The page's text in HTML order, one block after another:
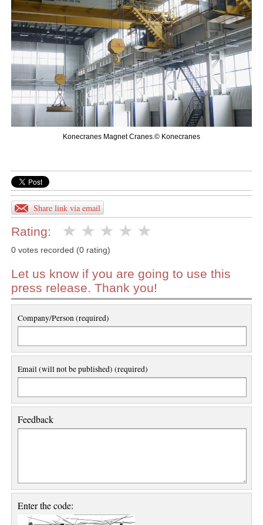
Konecranes Magnet Cranes.© Konecranes
Share link via email
Rating:
0 votes recorded (0 rating)
Let us know if you are going to use this
press release. Thank you!
Company/Person (required)
Email (will not be published) (required)
Feedback
Enter the code: